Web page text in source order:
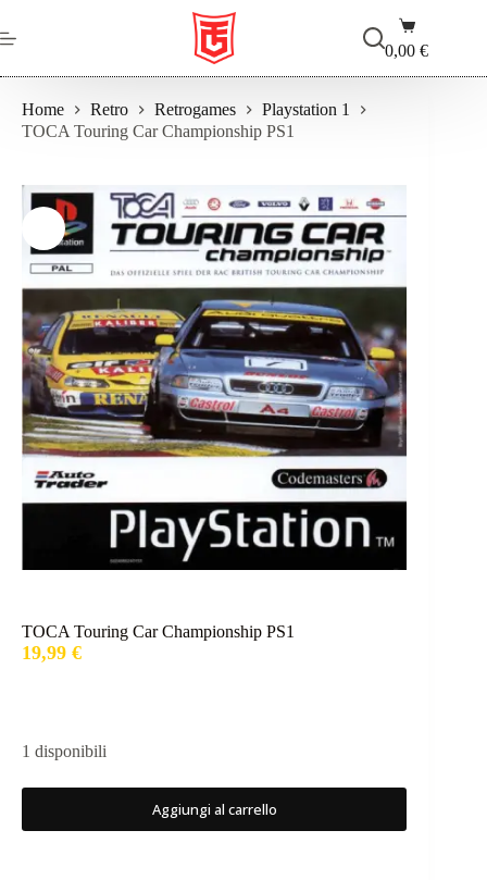
al
contenuto
Carrello
0,00€
Home Retro Retrogames
Playstation 1
​TOCA Touring Car Championship PS1
​TOCA Touring Car Championship PS1
19,99 €
1 disponibili
Aggiungi al carrello